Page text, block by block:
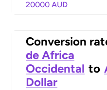
20000 AUD
Conversion
de Africa
Occidental to
Dollar